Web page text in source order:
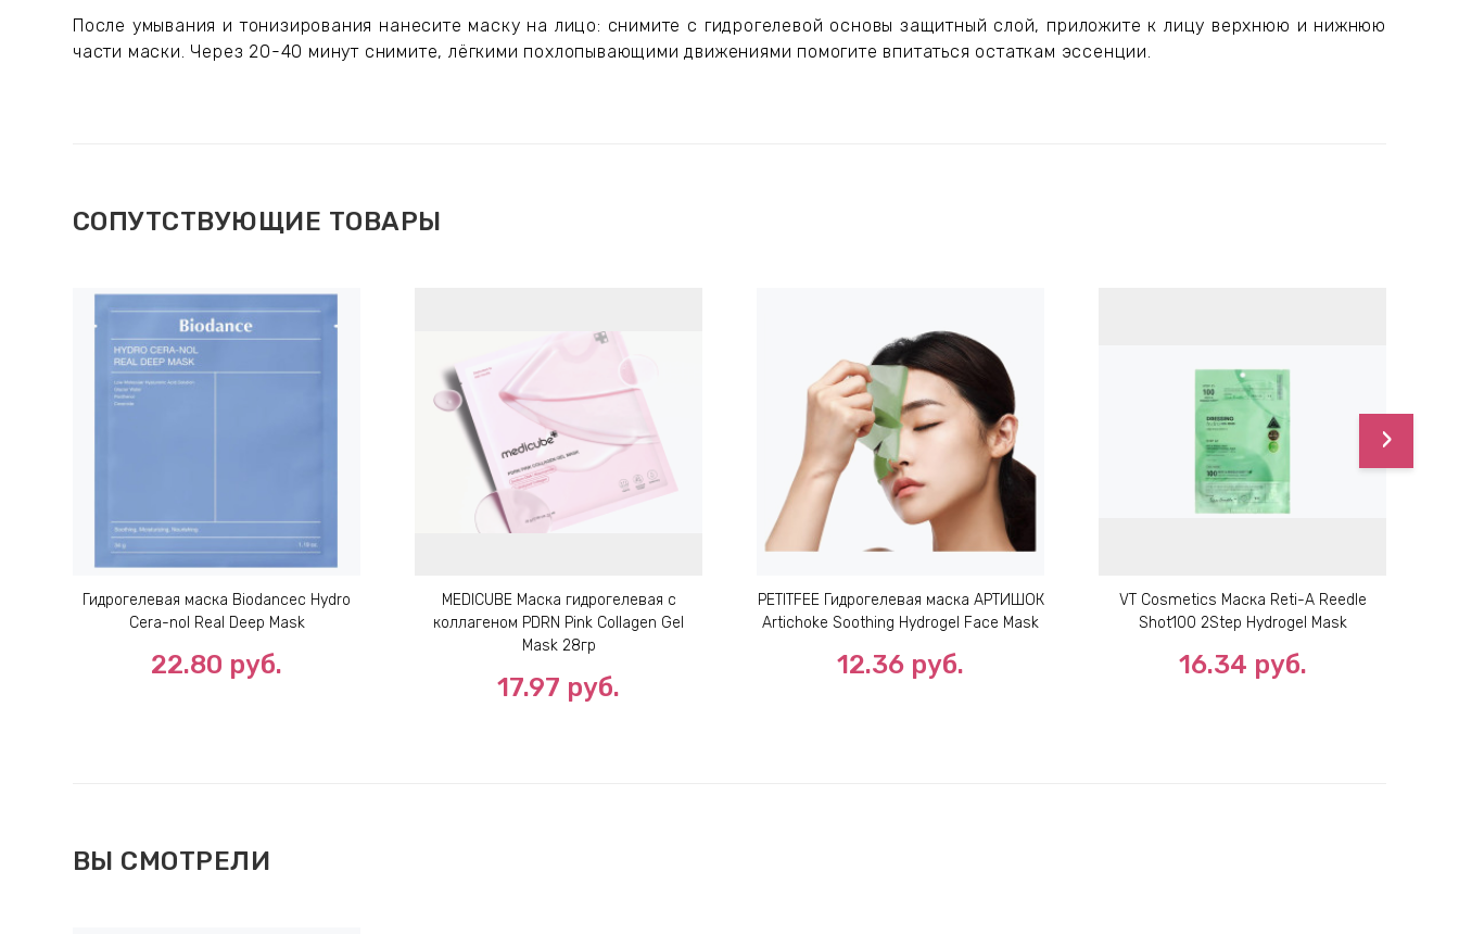
После умывания и тонизирования нанесите маску на лицо: снимите с гидрогелевой основы защитный слой, приложите к лицу верхнюю и нижнюю
части маски. Через 20-40 минут снимите, лёгкими похлопывающими движениями помогите впитаться остаткам эссенции.
СОПУТСТВУЮЩИЕ ТОВАРЫ
Гидрогелевая маска Biodanceс Hydro
Cera-nol Real Deep Mask
22.80 руб.
MEDICUBE Маска гидрогелевая с
коллагеном PDRN Pink Collagen Gel
Mask 28гр
17.97 руб.
PETITFEE Гидрогелевая маска АРТИШОК
Artichoke Soothing Hydrogel Face Mask
12.36 руб.
VT Cosmetics Маска Reti-A Reedle
Shot100 2Step Hydrogel Mask
16.34 руб.
›
ВЫ СМОТРЕЛИ